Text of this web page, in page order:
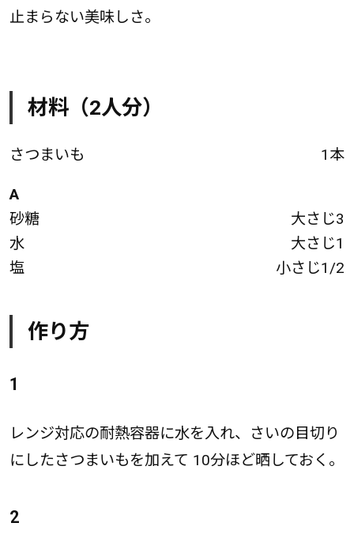
止まらない美味しさ。
材料（2人分）
さつまいも 1本
A
砂糖
大さじ3
水
大さじ1
塩
小さじ1/2
作り方
1
レンジ対応の耐熱容器に水を入れ、さいの目切り
にしたさつまいもを加えて 10分ほど晒しておく。
2